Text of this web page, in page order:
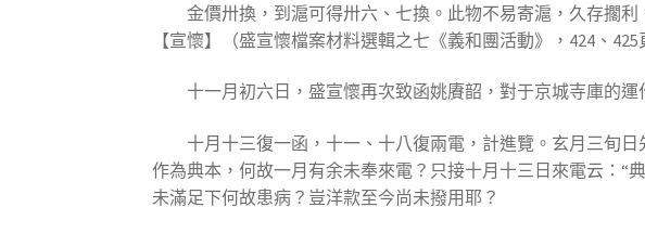
金價卅換，到滬可得卅六、七換。此物不易寄滬，久存擱
【宣懷】（盛宣懷檔案材料選輯之七《義和團活動》，424、425
十一月初六日，盛宣懷再次致函姚賡韶，對于京城寺庫的運
十月十三復一函，十一、十八復兩電，計進覽。玄月三旬
作為典本，何故一月有余未奉來電？只接十月十三日來電云：“
未滿足下何故患病？豈洋款至今尚未撥用耶？